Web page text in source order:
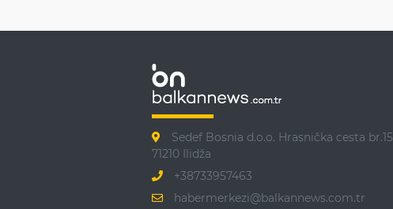
Sedef Bosnia d.o.o. Hrasnička cesta br.15
71210 Ilidža
+38733957463
habermerkezi@balkannews.com.tr